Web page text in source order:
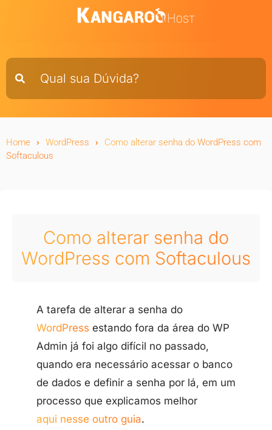
Home WordPress
Como alterar senha do WordPress com
Softaculous
Como alterar senha do
WordPress com Softaculous
A tarefa de alterar a senha do
WordPress estando fora da área do WP
Admin já foi algo difícil no passado,
quando era necessário acessar o banco
de dados e definir a senha por lá, em um
processo que explicamos melhor
aqui nesse outro guia.